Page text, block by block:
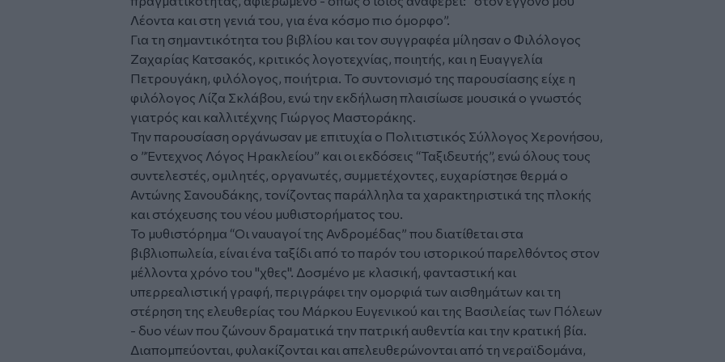
Λέοντα και στη γενιά του, για ένα κόσμο πιο όμορφο”.
Για τη σημαντικότητα του βιβλίου και τον συγγραφέα μίλησαν ο Φιλόλογος
Ζαχαρίας Κατσακός, κριτικός λογοτεχνίας, ποιητής, και η Ευαγγελία
Πετρουγάκη, φιλόλογος, ποιήτρια. Το συντονισμό της παρουσίασης είχε η
φιλόλογος Λίζα Σκλάβου, ενώ την εκδήλωση πλαισίωσε μουσικά ο γνωστός
γιατρός και καλλιτέχνης Γιώργος Μαστοράκης.
Την παρουσίαση οργάνωσαν με επιτυχία ο Πολιτιστικός Σύλλογος Χερονήσου,
ο ”Έντεχνος Λόγος Ηρακλείου” και οι εκδόσεις “Ταξιδευτής”, ενώ όλους τους
συντελεστές, ομιλητές, οργανωτές, συμμετέχοντες, ευχαρίστησε θερμά ο
Αντώνης Σανουδάκης, τονίζοντας παράλληλα τα χαρακτηριστικά της πλοκής
και στόχευσης του νέου μυθιστορήματος του.
Το μυθιστόρημα “Οι ναυαγοί της Ανδρομέδας” που διατίθεται στα
βιβλιοπωλεία, είναι ένα ταξίδι από το παρόν του ιστορικού παρελθόντος στον
μέλλοντα χρόνο του "χθες". Δοσμένο με κλασική, φανταστική και
υπερρεαλιστική γραφή, περιγράφει την ομορφιά των αισθημάτων και τη
στέρηση της ελευθερίας του Μάρκου Ευγενικού και της Βασιλείας των Πόλεων
- δυο νέων που ζώνουν δραματικά την πατρική αυθεντία και την κρατική βία.
Διαπομπεύονται, φυλακίζονται και απελευθερώνονται από τη νεραϊδομάνα,